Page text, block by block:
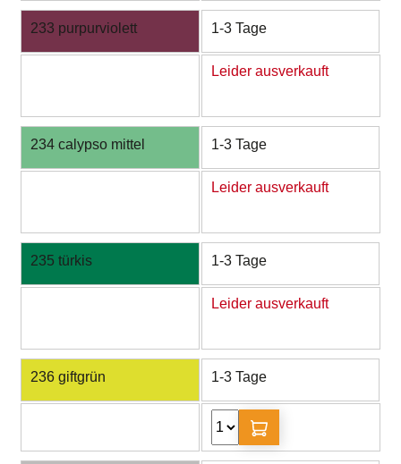
233 purpurviolett 1-3 Tage
Leider ausverkauft
234 calypso mittel 1-3 Tage
Leider ausverkauft
235 türkis 1-3 Tage
Leider ausverkauft
236 giftgrün 1-3 Tage